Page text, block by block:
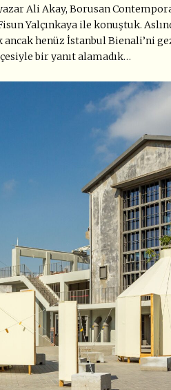
Ali Akay, Borusan
Yalçınkaya ile konuştuk.
ancak henüz İstanbul Bienali’ni
bir yanıt alamadık…